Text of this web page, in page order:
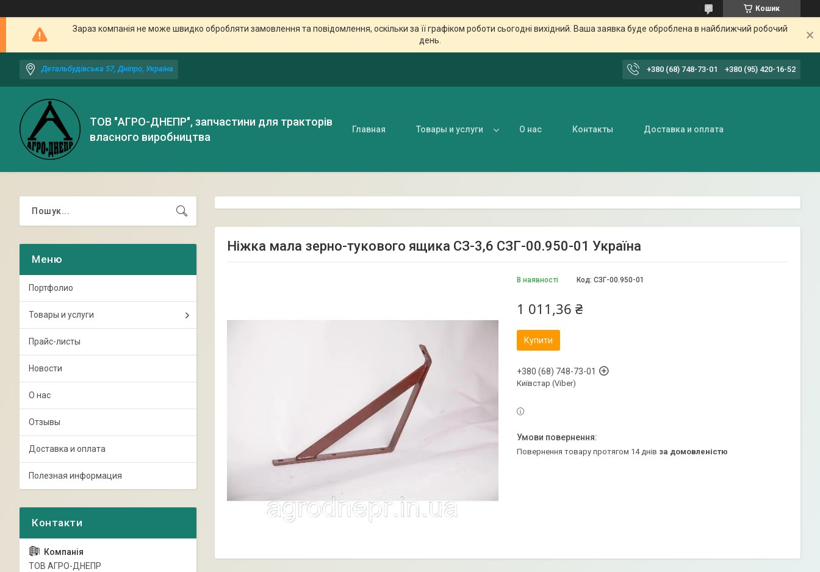
Кошик
Зараз компанія не може швидко обробляти замовлення та повідомлення, оскільки за її графіком роботи сьогодні вихідний. Ваша заявка буде оброблена в найближчий робочий
день.
Детальбудівська 57, Дніпро, Україна +380 (68) 748-73-01 +380 (95) 420-16-52
ТОВ "АГРО-ДНЕПР", запчастини для тракторів
власного виробництва
Главная Товары и услуги О нас Контакты Доставка и оплата
Ніжка мала зерно-тукового ящика СЗ-3,6 СЗГ-00.950-01 Україна
В наявності Код: СЗГ-00.950-01
1 011,36 ₴
Купити
+380 (68) 748-73-01
Київстар (Viber)
повернення товару протягом 14 днів за домовленістю
Портфолио
Товары и услуги
Прайс-листы
Новости
О нас
Отзывы
Доставка и оплата
Полезная информация
ТОВ АГРО-ДНЕПР